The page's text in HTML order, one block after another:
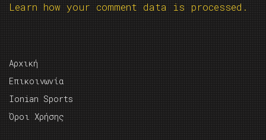
Learn how your comment data is processed.
Αρχική
Επικοινωνία
Ionian Sports
Όροι Χρήσης